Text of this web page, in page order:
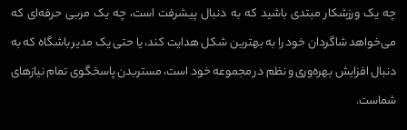
چه یک ورزشکار مبتدی باشید که به دنبال پیشرفت است، چه یک مربی حرفه‌ای که
می‌خواهد شاگردان خود را به بهترین شکل هدایت کند، یا حتی یک مدیر باشگاه که به
دنبال افزایش بهره‌وری و نظم در مجموعه خود است، مستربدن پاسخگوی تمام نیازهای
شماست.